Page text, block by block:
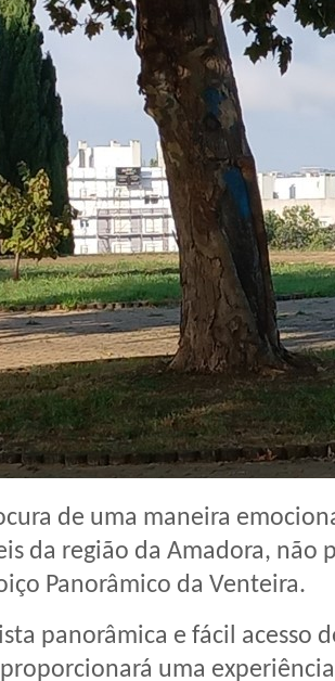
de uma maneira
da região da Amadora, não
Panorâmico da Venteira.
panorâmica e fácil acesso
uma